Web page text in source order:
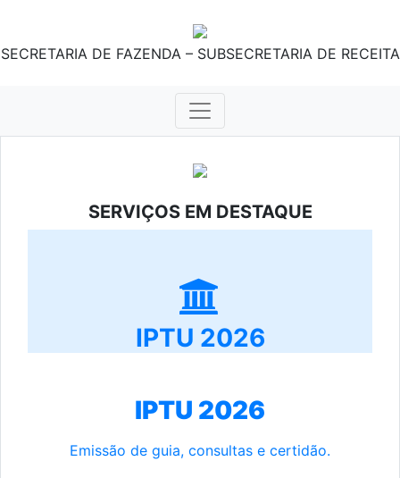
SECRETARIA DE FAZENDA – SUBSECRETARIA DE RECEITA
SERVIÇOS EM DESTAQUE
IPTU 2026
IPTU 2026
Emissão de guia, consultas e certidão.